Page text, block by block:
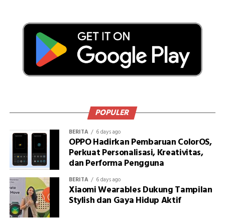
POPULER
BERITA 6 days ago
OPPO Hadirkan Pembaruan ColorOS,
Perkuat Personalisasi, Kreativitas,
dan Performa Pengguna
BERITA 6 days ago
Xiaomi Wearables Dukung Tampilan
Stylish dan Gaya Hidup Aktif